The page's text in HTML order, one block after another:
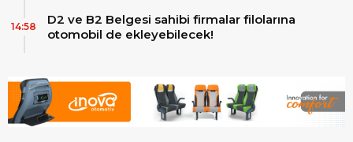
D2 ve B2 Belgesi sahibi firmalar filolarına
otomobil de ekleyebilecek!
14:58